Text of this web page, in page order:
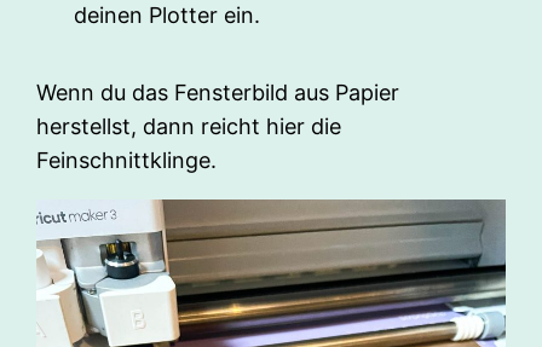
deinen Plotter ein.
Wenn du das Fensterbild aus Papier
herstellst, dann reicht hier die
Feinschnittklinge.